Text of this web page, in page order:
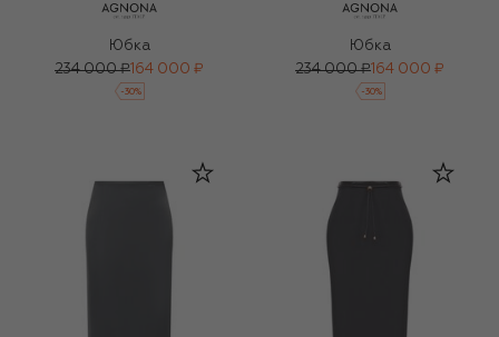
Юбка
234 000 ₽ 164 000 ₽
-30%
Юбка
234 000 ₽ 164 000 ₽
-30%